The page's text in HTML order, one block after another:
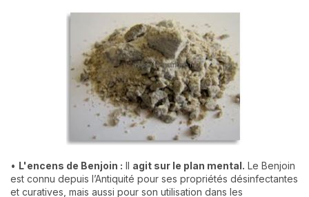
• L'encens de Benjoin : Il agit sur le plan mental. Le Benjoin
est connu depuis l’Antiquité pour ses propriétés désinfectantes
et curatives, mais aussi pour son utilisation dans les